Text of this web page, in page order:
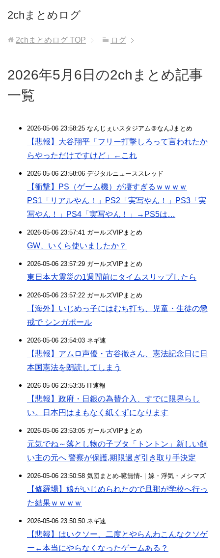
2chまとめログ
2chまとめログ TOP ログ
2026年5月6日の2chまとめ記事
一覧
2026-05-06 23:58:25 なんじぇいスタジアム＠なんJまとめ
【悲報】大谷翔平「フリー打撃しろって言われたか
らやっただけですけど」←これ
2026-05-06 23:58:06 デジタルニューススレッド
【衝撃】PS（ゲーム機）が凄すぎるｗｗｗｗ
PS1「リアルやん！」PS2「実写やん！」PS3「実
写やん！」PS4「実写やん！」→PS5は…
2026-05-06 23:57:41 ガールズVIPまとめ
GW、いくら使いましたか？
2026-05-06 23:57:29 ガールズVIPまとめ
東日本大震災の1週間前にタイムスリップしたら
2026-05-06 23:57:22 ガールズVIPまとめ
【海外】いじめっ子にはむち打ち、児童・生徒の懲
戒で シンガポール
2026-05-06 23:54:03 ネギ速
【悲報】アムロ声優・古谷徹さん、憲法記念日に日
本国憲法を朗読してしまう
2026-05-06 23:53:35 IT速報
【悲報】政府・日銀の為替介入、すでに限界らし
い。日本円はまもなく紙くずになります
2026-05-06 23:53:05 ガールズVIPまとめ
元気でね～落とし物の子ブタ「トントン」新しい飼
い主の元へ 警察が保護,期限過ぎ引き取り手決定
2026-05-06 23:50:58 気団まとめ-噫無情-｜嫁・浮気・メシマズ
【修羅場】娘がいじめられたので旦那が学校へ行っ
た結果ｗｗｗｗ
2026-05-06 23:50:50 ネギ速
【悲報】はいクソー、二度とやらんわこんなクソゲ
ー←本当にやらなくなったゲームある？